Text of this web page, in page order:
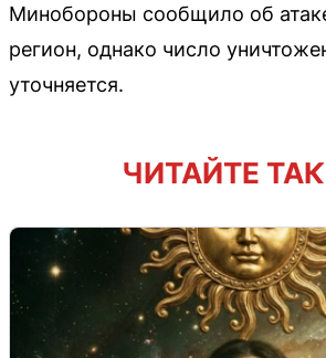
Минобороны сообщило об
регион, однако число
уточняется.
ЧИТАЙТЕ